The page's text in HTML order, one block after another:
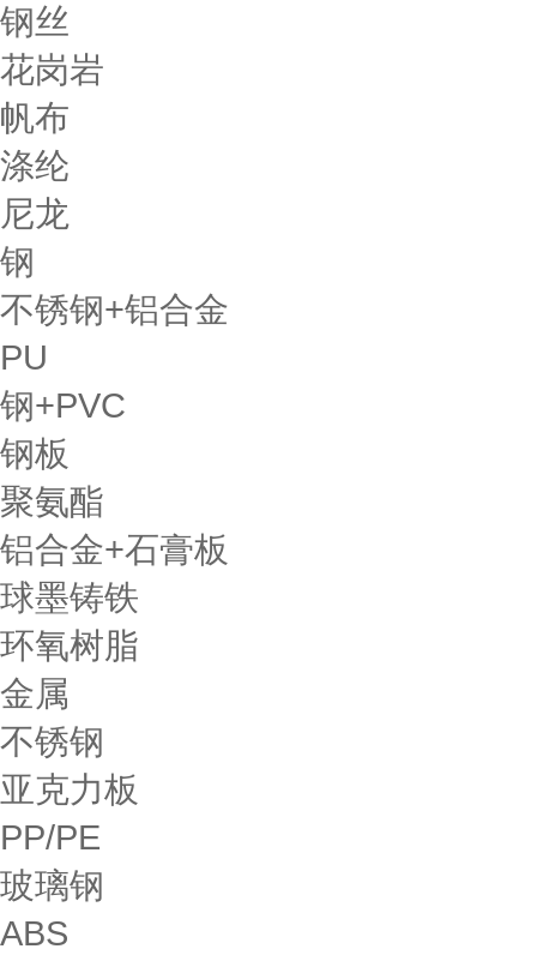
钢丝
花岗岩
帆布
涤纶
尼龙
钢
不锈钢+铝合金
PU
钢+PVC
钢板
聚氨酯
铝合金+石膏板
球墨铸铁
环氧树脂
金属
不锈钢
亚克力板
PP/PE
玻璃钢
ABS